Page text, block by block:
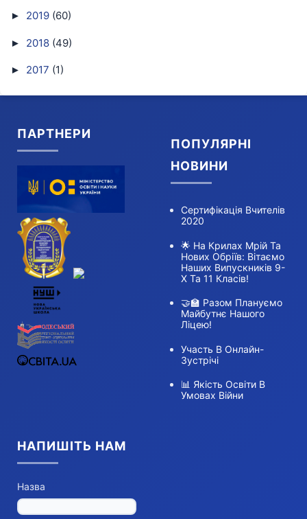
► 2019 (60)
► 2018 (49)
► 2017 (1)
ПАРТНЕРИ
ПОПУЛЯРНІ
НОВИНИ
Сертифікація Вчителів
2020
🌟 На Крилах Мрій Та
Нових Обріїв: Вітаємо
Наших Випускників 9-
Х Та 11 Класів!
🤝🏫 Разом Плануємо
Майбутнє Нашого
Ліцею!
Участь В Онлайн-
Зустрічі
📊 Якість Освіти В
Умовах Війни
НАПИШІТЬ НАМ
Назва